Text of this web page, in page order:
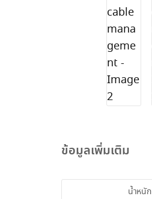
ข้อมูลเพิ่มเติม
น้ำหนัก